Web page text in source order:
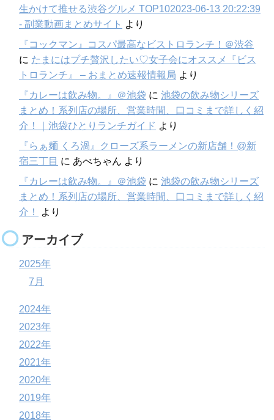
生かけて推せる渋谷グルメ TOP102023-06-13 20:22:39
- 副業動画まとめサイト より
『コックマン』コスパ最高なビストロランチ！＠渋谷
に たまにはプチ贅沢したい♡女子会にオススメ『ビス
トロランチ』 – おまとめ速報情報局 より
『カレーは飲み物。』＠池袋 に 池袋の飲み物シリーズ
まとめ！系列店の場所、営業時間、口コミまで詳しく紹
介！｜池袋ひとりランチガイド より
『らぁ麺 くろ渦』クローズ系ラーメンの新店舗！@新
宿三丁目 に あべちゃん より
『カレーは飲み物。』＠池袋 に 池袋の飲み物シリーズ
まとめ！系列店の場所、営業時間、口コミまで詳しく紹
介！
より
アーカイブ
2025年
7月
2024年
2023年
2022年
2021年
2020年
2019年
2018年